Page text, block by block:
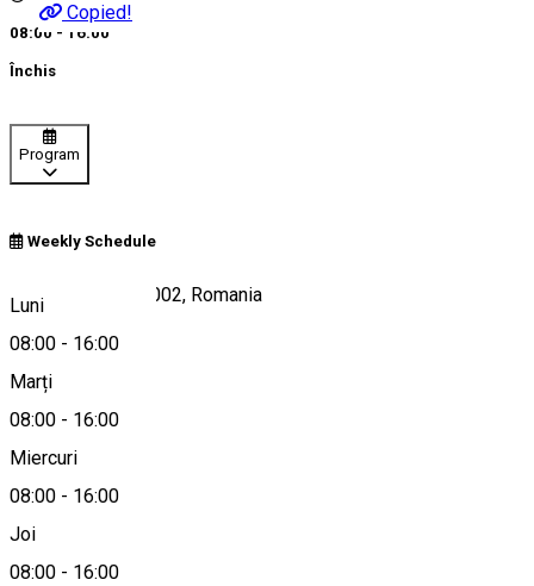
Copied!
08:00 - 16:00
Închis
Program
Weekly Schedule
Luni
08:00 - 16:00
Marți
08:00 - 16:00
Miercuri
08:00 - 16:00
Joi
08:00 - 16:00
Harghita-Băi 530002, Romania
Hartă